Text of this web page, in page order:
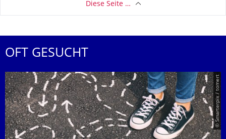
Diese Seite …
OFT GESUCHT
© Smarterpix / tomert